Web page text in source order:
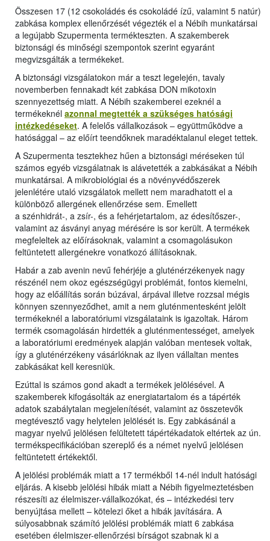
Összesen 17 (12 csokoládés és csokoládé ízű, valamint 5 natúr)
zabkása komplex ellenőrzését végezték el a Nébih munkatársai
a legújabb Szupermenta termékteszten. A szakemberek
biztonsági és minőségi szempontok szerint egyaránt
megvizsgálták a termékeket.
A biztonsági vizsgálatokon már a teszt legelején, tavaly
novemberben fennakadt két zabkása DON mikotoxin
szennyezettség miatt. A Nébih szakemberei ezeknél a
termékeknél azonnal megtették a szükséges hatósági
intézkedéseket. A felelős vállalkozások – együttműködve a
hatósággal – az előírt teendőknek maradéktalanul eleget tettek.
A Szupermenta tesztekhez hűen a biztonsági méréseken túl
számos egyéb vizsgálatnak is alávetették a zabkásákat a Nébih
munkatársai. A mikrobiológiai és a növényvédőszerek
jelenlétére utaló vizsgálatok mellett nem maradhatott el a
különböző allergének ellenőrzése sem. Emellett
a szénhidrát-, a zsír-, és a fehérjetartalom, az édesítőszer-,
valamint az ásványi anyag mérésére is sor került. A termékek
megfeleltek az előírásoknak, valamint a csomagolásukon
feltüntetett allergénekre vonatkozó állításoknak.
Habár a zab avenin nevű fehérjéje a gluténérzékenyek nagy
részénél nem okoz egészségügyi problémát, fontos kiemelni,
hogy az előállítás során búzával, árpával illetve rozzsal mégis
könnyen szennyeződhet, amit a nem gluténmentesként jelölt
termékeknél a laboratóriumi vizsgálataink is igazoltak. Három
termék csomagolásán hirdették a gluténmentességet, amelyek
a laboratóriumi eredmények alapján valóban mentesek voltak,
így a gluténérzékeny vásárlóknak az ilyen vállaltan mentes
zabkásákat kell keresniük.
Ezúttal is számos gond akadt a termékek jelölésével. A
szakemberek kifogásolták az energiatartalom és a tápérték
adatok szabálytalan megjelenítését, valamint az összetevők
megtévesztő vagy helytelen jelölését is. Egy zabkásánál a
magyar nyelvű jelölésen felültetett tápértékadatok eltértek az ún.
termékspecifikációban szereplő és a német nyelvű jelölésen
feltüntetett értékektől.
A jelölési problémák miatt a 17 termékből 14-nél indult hatósági
eljárás. A kisebb jelölési hibák miatt a Nébih figyelmeztetésben
részesíti az élelmiszer-vállalkozókat, és – intézkedési terv
benyújtása mellett – kötelezi őket a hibák javítására. A
súlyosabbnak számító jelölési problémák miatt 6 zabkása
esetében élelmiszer-ellenőrzési bírságot szabnak ki a